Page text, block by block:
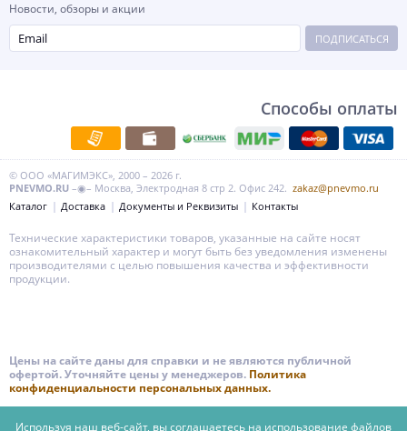
Новости, обзоры и акции
ПОДПИСАТЬСЯ
Способы оплаты
© ООО «МАГИМЭКС», 2000 – 2026 г.
PNEVMO.RU –◉– Москва, Электродная 8 стр 2. Офис 242. zakaz@pnevmo.ru
Каталог
Доставка Документы и Реквизиты Контакты
Технические характеристики товаров, указанные на сайте носят
ознакомительный характер и могут быть без уведомления изменены
производителями с целью повышения качества и эффективности
продукции.
Цены на сайте даны для справки и не являются публичной
офертой. Уточняйте цены у менеджеров. Политика
конфиденциальности персональных данных.
Используя наш веб-сайт, вы соглашаетесь на использование файлов